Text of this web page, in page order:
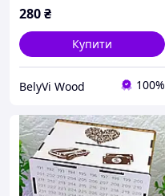
280₴
Купити
BelyVi Wood 100%